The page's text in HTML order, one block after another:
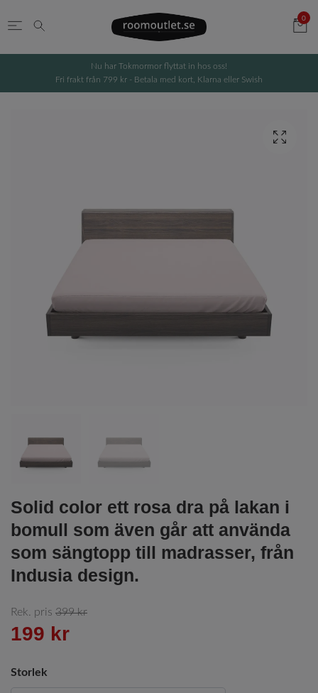
0
Nu har Tokmormor flyttat in hos oss!
Fri frakt från 799 kr - Betala med kort, Klarna eller Swish
Solid color ett rosa dra på lakan i
bomull som även går att använda
som sängtopp till madrasser, från
Indusia design.
Rek. pris 399 kr
199 kr
Storlek